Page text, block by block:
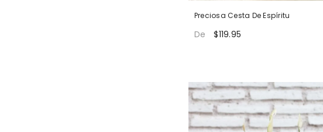
Preciosa Cesta De Espíritu
De $119.95